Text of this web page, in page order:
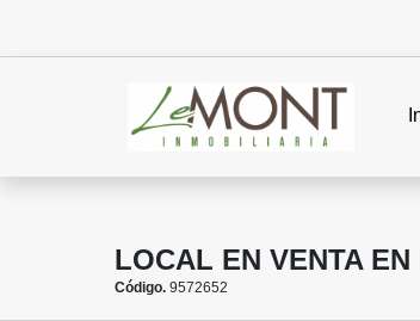
LOCAL EN VENTA
Código. 9572652